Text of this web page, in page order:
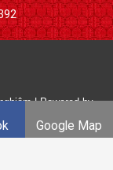
| Powered by
Google Map